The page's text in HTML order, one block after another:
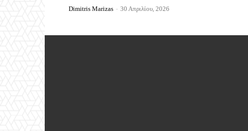
Dimitris Marizas - 30 Απριλίου, 2026